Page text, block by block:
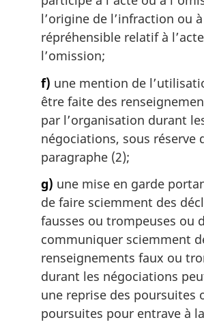
l’origine de l’infraction ou
répréhensible relatif à
l’omission;
f) une mention de
être faite des
par l’organisation durant
négociations, sous réserve
paragraphe (2);
g) une mise en garde
de faire sciemment des
fausses ou trompeuses ou
communiquer sciemment
renseignements faux ou
durant les négociations
une reprise des poursuites
poursuites pour entrave à